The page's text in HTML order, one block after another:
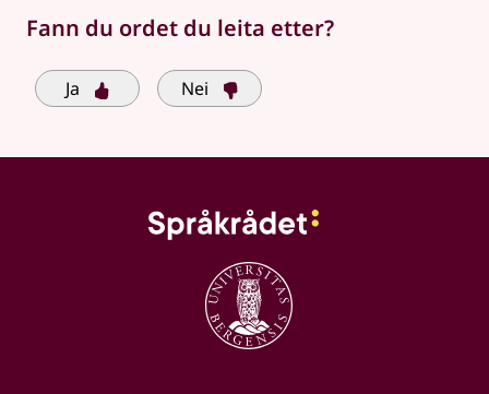
Fann du ordet du leita etter?
Ja Nei